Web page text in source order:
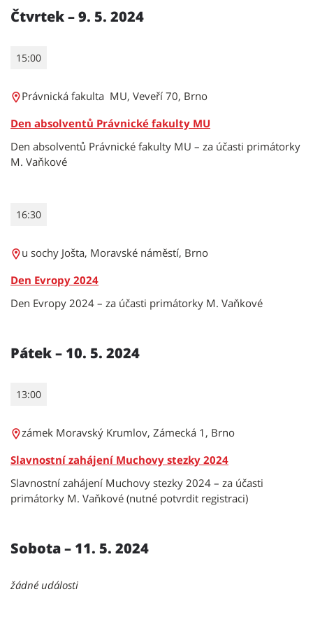
Čtvrtek – 9. 5. 2024
15:00
Právnická fakulta MU, Veveří 70, Brno
Den absolventů Právnické fakulty MU
Den absolventů Právnické fakulty MU – za účasti primátorky
M. Vaňkové
16:30
u sochy Jošta, Moravské náměstí, Brno
Den Evropy 2024
Den Evropy 2024 – za účasti primátorky M. Vaňkové
Pátek – 10. 5. 2024
13:00
zámek Moravský Krumlov, Zámecká 1, Brno
Slavnostní zahájení Muchovy stezky 2024
Slavnostní zahájení Muchovy stezky 2024 – za účasti
primátorky M. Vaňkové (nutné potvrdit registraci)
Sobota – 11. 5. 2024
žádné události